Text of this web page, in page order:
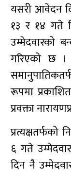
यसरी आवेदन
१३ र १४ गते
उम्मेदवारको
गरिएको छ
रूपमा
प्रवक्ता
प्रत्यक्षतर्फको
६ गते
दिन नै